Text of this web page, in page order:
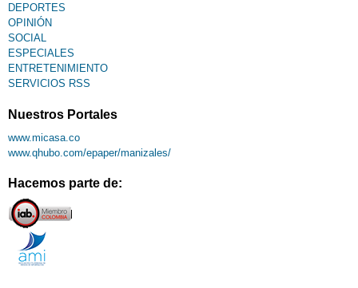
DEPORTES
OPINIÓN
SOCIAL
ESPECIALES
ENTRETENIMIENTO
SERVICIOS RSS
Nuestros Portales
www.micasa.co
www.qhubo.com/epaper/manizales/
Hacemos parte de: